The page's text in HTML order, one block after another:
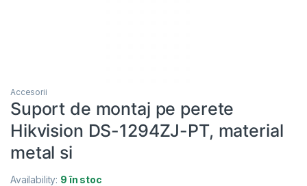
Accesorii
Suport de montaj pe perete
Hikvision DS-1294ZJ-PT, material
metal si
Availability: 9 în stoc